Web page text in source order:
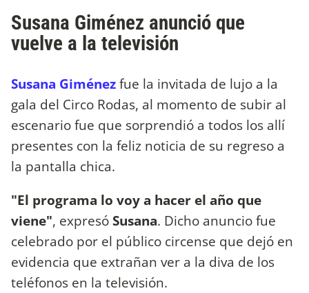
Susana Giménez anunció que
vuelve a la televisión
Susana Giménezfue la invitada de lujo a la
gala del Circo Rodas, al momento de subir al
escenario fue que sorprendió a todos los allí
presentes con la feliz noticia de su regreso a
la pantalla chica.
"El programa lo voy a hacer el año que
viene", expresóSusana. Dicho anuncio fue
celebrado por el público circense que dejó en
evidencia que extrañan ver a la diva de los
teléfonos en la televisión.